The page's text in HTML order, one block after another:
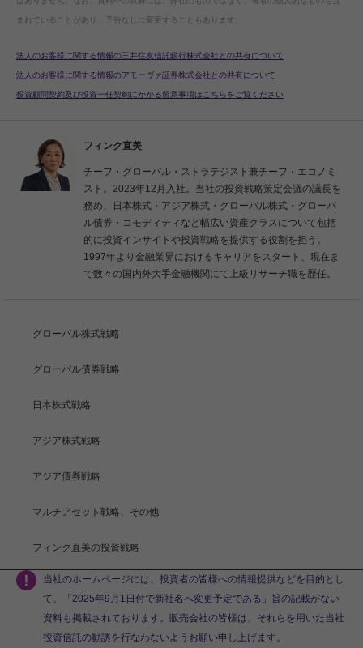
フィンク直美
チーフ・グローバル・ストラテジスト兼チーフ・エコノミ
スト。2023年12月入社。当社の投資戦略策定会議の議長を
務め、日本株式・アジア株式・グローバル株式・グローバ
ル債券・コモディティなど幅広い資産クラスについて包括
的に投資インサイトや投資戦略を提供する役割を担う。
1997年より金融業界におけるキャリアをスタート、現在ま
で数々の国内外大手金融機関にて上級リサーチ職を歴任。
グローバル株式戦略
グローバル債券戦略
日本株式戦略
アジア株式戦略
アジア債券戦略
マルチアセット戦略、その他
フィンク直美の投資戦略
まれていることがあり、予告なしに変更することもあります。
法人のお客様に関する情報の三井住友信託銀行株式会社との共有について
法人のお客様に関する情報のアモーヴァ証券株式会社との共有について
投資顧問契約及び投資一任契約にかかる留意事項はこちらをご覧ください
当社のホームページには、投資者の皆様への情報提供などを目的とし
て、「2025年9月1日付で新社名へ変更予定である」旨の記載がない
資料も掲載されております。販売会社の皆様は、それらを用いた当社
投資信託の勧誘を行なわないようお願い申し上げます。